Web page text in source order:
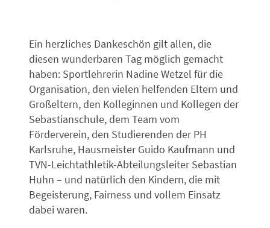
Ein herzliches Dankeschön gilt allen, die
diesen wunderbaren Tag möglich gemacht
haben: Sportlehrerin Nadine Wetzel für die
Organisation, den vielen helfenden Eltern und
Großeltern, den Kolleginnen und Kollegen der
Sebastianschule, dem Team vom
Förderverein, den Studierenden der PH
Karlsruhe, Hausmeister Guido Kaufmann und
TVN-Leichtathletik-Abteilungsleiter Sebastian
Huhn – und natürlich den Kindern, die mit
Begeisterung, Fairness und vollem Einsatz
dabei waren.